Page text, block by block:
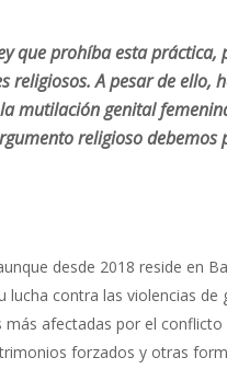
que prohíba esta
religiosos. A pesar de ello,
mutilación genital
religioso
desde 2018 reside en
contra las violencias
afectadas por el
forzados y otras